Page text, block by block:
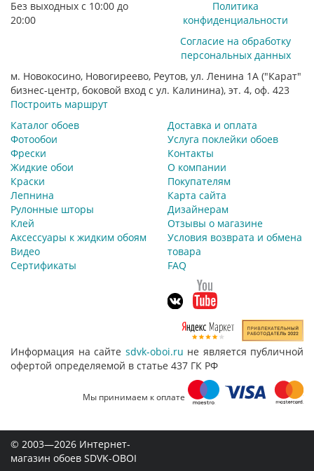
Без выходных с 10:00 до
20:00
Политика
конфиденциальности
Согласие на обработку
персональных данных
м. Новокосино, Новогиреево, Реутов, ул. Ленина 1А ("Карат"
бизнес-центр, боковой вход с ул. Калинина), эт. 4, оф. 423
Построить маршрут
Каталог обоев
Фотообои
Фрески
Жидкие обои
Краски
Лепнина
Рулонные шторы
Клей
Аксессуары к жидким обоям
Видео
Сертификаты
Доставка и оплата
Услуга поклейки обоев
Контакты
О компании
Покупателям
Карта сайта
Дизайнерам
Отзывы о магазине
Условия возврата и обмена
товара
FAQ
Информация на сайте sdvk-oboi.ru не является публичной
офертой определяемой в статье 437 ГК РФ
Мы принимаем к оплате
© 2003—2026 Интернет-
магазин обоев SDVK-OBOI